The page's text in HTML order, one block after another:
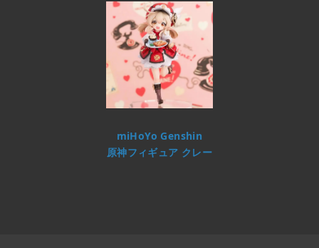
miHoYo Genshin
原神フィギュア クレー